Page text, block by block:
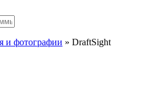
и фотографии » DraftSight